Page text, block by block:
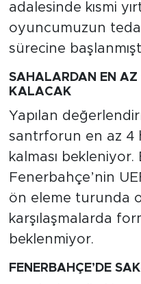
adalesinde kısmi
oyuncumuzun
sürecine
SAHALARDAN EN
KALACAK
Yapılan
santrforun en az 4
kalması
Fenerbahçe’nin
ön eleme turunda
karşılaşmalarda
beklenmiyor.
FENERBAHÇE’DE